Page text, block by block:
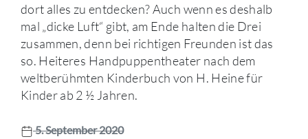
dort alles zu entdecken? Auch wenn es deshalb
mal „dicke Luft“ gibt, am Ende halten die Drei
zusammen, denn bei richtigen Freunden ist das
so. Heiteres Handpuppentheater nach dem
weltberühmten Kinderbuch von H. Heine für
Kinder ab 2 ½ Jahren.
5. September 2020